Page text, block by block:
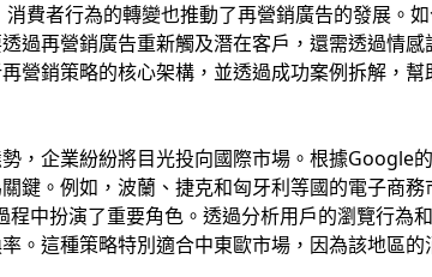
費者行為的轉變也推動了再營銷廣告的發展。
過再營銷廣告重新觸及潛在客戶，還需透過情
營銷策略的核心架構，並透過成功案例拆解，
，企業紛紛將目光投向國際市場。根據Google
鍵。例如，波蘭、捷克和匈牙利等國的電子商
程中扮演了重要角色。透過分析用戶的瀏覽行為
。這種策略特別適合中東歐市場，因為該地區